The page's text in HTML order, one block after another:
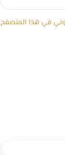
في هذا المتصفح